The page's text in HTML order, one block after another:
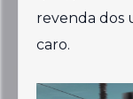
revenda dos
caro.